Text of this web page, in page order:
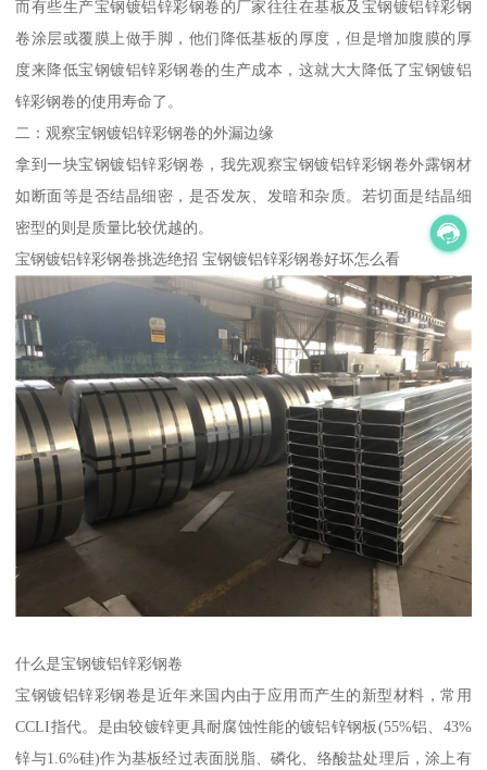
而有些生产宝钢镀铝锌彩钢卷的厂家往往在基板及宝钢镀铝锌彩钢
卷涂层或覆膜上做手脚，他们降低基板的厚度，但是增加腹膜的厚
度来降低宝钢镀铝锌彩钢卷的生产成本，这就大大降低了宝钢镀铝
锌彩钢卷的使用寿命了。
二：观察宝钢镀铝锌彩钢卷的外漏边缘
拿到一块宝钢镀铝锌彩钢卷，我先观察宝钢镀铝锌彩钢卷外露钢材
如断面等是否结晶细密，是否发灰、发暗和杂质。若切面是结晶细
密型的则是质量比较优越的。
宝钢镀铝锌彩钢卷挑选绝招 宝钢镀铝锌彩钢卷好坏怎么看
什么是宝钢镀铝锌彩钢卷
宝钢镀铝锌彩钢卷是近年来国内由于应用而产生的新型材料，常用
CCLI指代。是由较镀锌更具耐腐蚀性能的镀铝锌钢板(55%铝、43%
锌与1.6%硅)作为基板经过表面脱脂、磷化、络酸盐处理后，涂上有